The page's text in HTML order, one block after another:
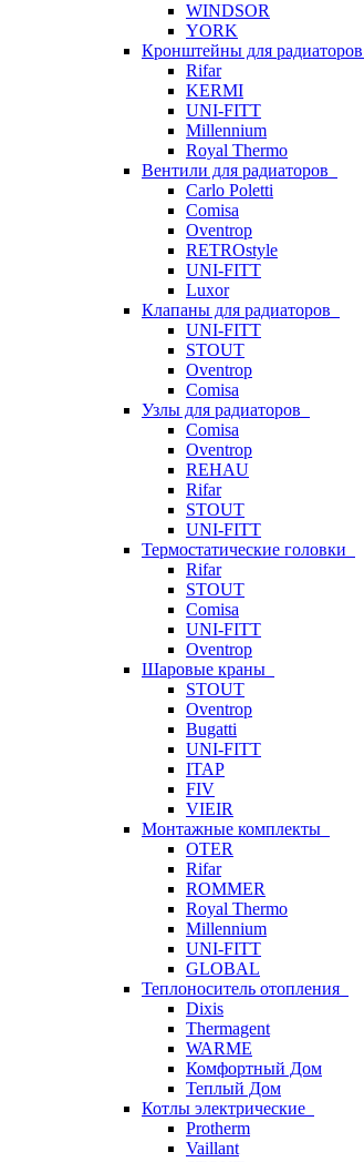
WINDSOR
YORK
Кронштейны для радиаторов
Rifar
KERMI
UNI-FITT
Millennium
Royal Thermo
Вентили для радиаторов
Carlo Poletti
Comisa
Oventrop
RETROstyle
UNI-FITT
Luxor
Клапаны для радиаторов
UNI-FITT
STOUT
Oventrop
Comisa
Узлы для радиаторов
Comisa
Oventrop
REHAU
Rifar
STOUT
UNI-FITT
Термостатические головки
Rifar
STOUT
Comisa
UNI-FITT
Oventrop
Шаровые краны
STOUT
Oventrop
Bugatti
UNI-FITT
ITAP
FIV
VIEIR
Монтажные комплекты
OTER
Rifar
ROMMER
Royal Thermo
Millennium
UNI-FITT
GLOBAL
Теплоноситель отопления
Dixis
Thermagent
WARME
Комфортный Дом
Теплый Дом
Котлы электрические
Protherm
Vaillant